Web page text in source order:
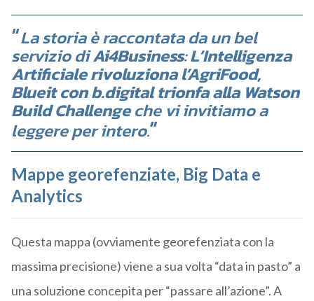
La storia è raccontata da un bel
servizio diAi4Business:L’Intelligenza
Artificiale rivoluziona l’AgriFood,
Blueit con b.digital trionfa alla Watson
Build Challengeche vi invitiamo a
leggere per intero.
Mappe georefenziate, Big Data e
Analytics
Questa mappa (ovviamente georefenziata con la
massima precisione) viene a sua volta “data in pasto” a
una soluzione concepita per “passare all’azione”. A